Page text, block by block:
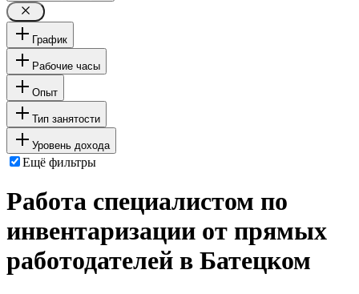
График
Рабочие часы
Опыт
Тип занятости
Уровень дохода
Ещё фильтры
Работа специалистом по
инвентаризации от прямых
работодателей в Батецком